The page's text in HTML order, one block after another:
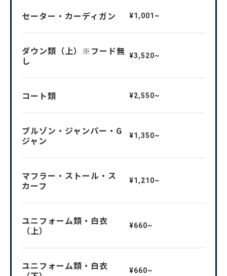
セーター・カーディガン ¥1,001~
ダウン類（上）※フード無
し
¥3,520~
コート類 ¥2,550~
ブルゾン・ジャンパー・G
ジャン
¥1,350~
マフラー・ストール・ス
カーフ
¥1,210~
ユニフォーム類・白衣
（上）
¥660~
ユニフォーム類・白衣
¥660~